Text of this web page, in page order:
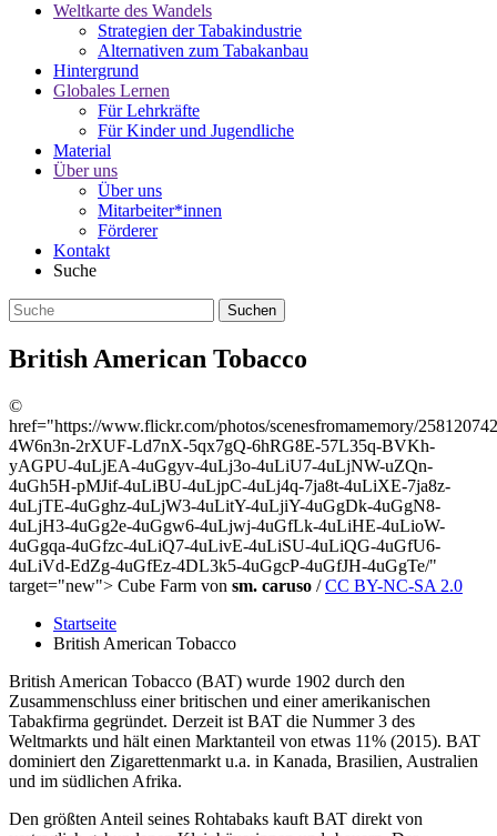
Weltkarte des Wandels
Strategien der Tabakindustrie
Alternativen zum Tabakanbau
Hintergrund
Globales Lernen
Für Lehrkräfte
Für Kinder und Jugendliche
Material
Über uns
Über uns
Mitarbeiter*innen
Förderer
Kontakt
Suche
British American Tobacco
©
href="https://www.flickr.com/photos/scenesfromamemory/
4W6n3n-2rXUF-Ld7nX-5qx7gQ-6hRG8E-57L35q-BVKh-
yAGPU-4uLjEA-4uGgyv-4uLj3o-4uLiU7-4uLjNW-uZQn-
4uGh5H-pMJif-4uLiBU-4uLjpC-4uLj4q-7ja8t-4uLiXE-7ja8z-
4uLjTE-4uGghz-4uLjW3-4uLitY-4uLjiY-4uGgDk-4uGgN8-
4uLjH3-4uGg2e-4uGgw6-4uLjwj-4uGfLk-4uLiHE-4uLioW-
4uGgqa-4uGfzc-4uLiQ7-4uLivE-4uLiSU-4uLiQG-4uGfU6-
4uLiVd-EdZg-4uGfEz-4DL3k5-4uGgcP-4uGfJH-4uGgTe/"
target="new"> Cube Farm von sm. caruso /CC BY-NC-SA 2.0
Startseite
British American Tobacco
British American Tobacco (BAT) wurde 1902 durch den
Zusammenschluss einer britischen und einer amerikanischen
Tabakfirma gegründet. Derzeit ist BAT die Nummer 3 des
Weltmarkts und hält einen Marktanteil von etwas 11% (2015). BAT
dominiert den Zigarettenmarkt u.a. in Kanada, Brasilien, Australien
und im südlichen Afrika.
Den größten Anteil seines Rohtabaks kauft BAT direkt von